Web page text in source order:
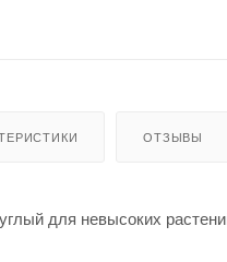
ОТЗЫВЫ
для невысоких